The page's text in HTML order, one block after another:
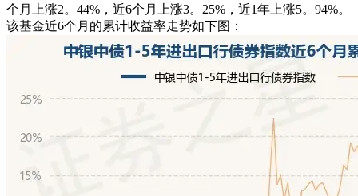
个月上涨2。44%，近6个月上涨3。25%，近1年上涨5。94%。
该基金近6个月的累计收益率走势如下图：